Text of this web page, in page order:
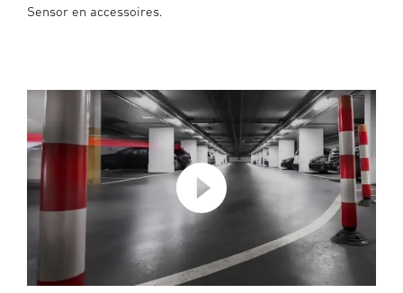
Sensor en accessoires.